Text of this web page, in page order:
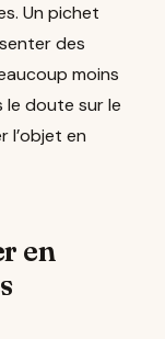
Un pichet
des
moins
le doute sur le
l’objet en
en